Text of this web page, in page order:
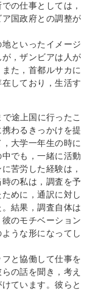
の仕事としては，
国政府との調整が
といったイメージ
，ザンビアは人が
た，首都ルサカに
しており，生活す
途上国に行ったこ
わるきっかけを提
大学一年生の時に
でも，一緒に活動
苦労した経験は，
の私は，調査を予
めに，通訳に対し
結果，調査自体は
のモチベーション
うな形になってし
と協働して仕事を
の話を聞き，考え
ています。彼らと